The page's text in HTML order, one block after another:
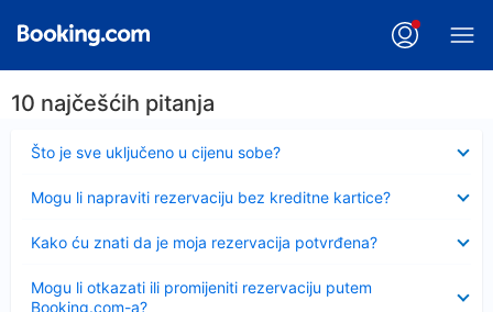
10 najčešćih pitanja
Što je sve uključeno u cijenu sobe?
Sažeto
Mogu li napraviti rezervaciju bez kreditne kartice?
Kako ću znati da je moja rezervacija potvrđena?
Mogu li otkazati ili promijeniti rezervaciju putem
Booking.com-a?